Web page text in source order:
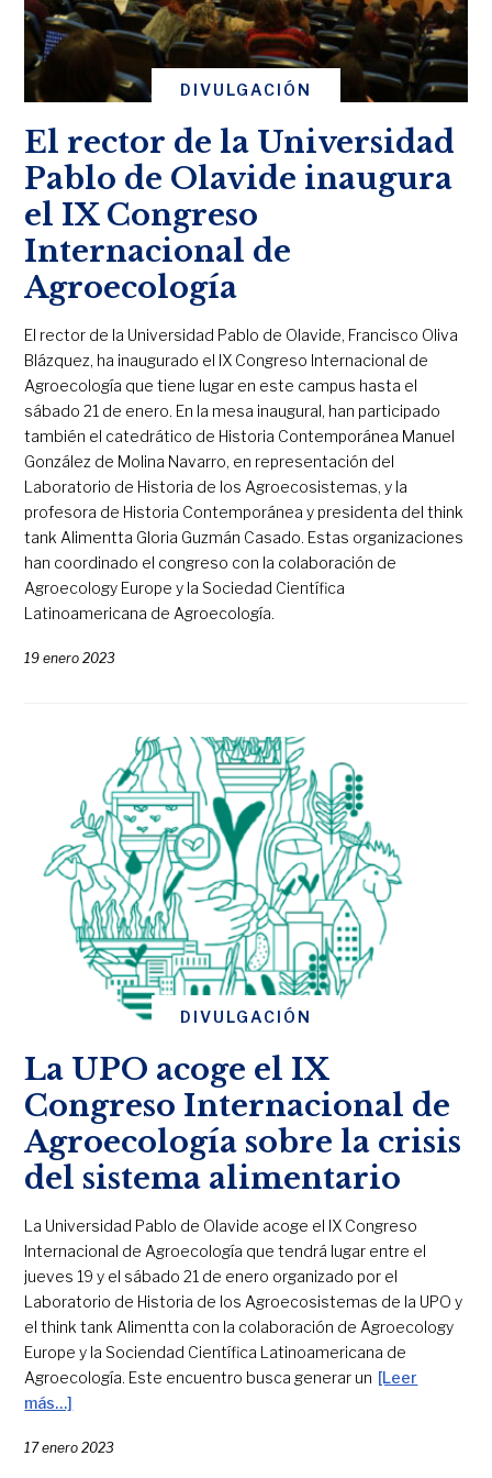
DIVULGACIÓN
El rector de la Universidad
Pablo de Olavide inaugura
el IX Congreso
Internacional de
Agroecología
El rector de la Universidad Pablo de Olavide, Francisco Oliva
Blázquez, ha inaugurado el IX Congreso Internacional de
Agroecología que tiene lugar en este campus hasta el
sábado 21 de enero. En la mesa inaugural, han participado
también el catedrático de Historia Contemporánea Manuel
González de Molina Navarro, en representación del
Laboratorio de Historia de los Agroecosistemas, y la
profesora de Historia Contemporánea y presidenta del think
tank Alimentta Gloria Guzmán Casado. Estas organizaciones
han coordinado el congreso con la colaboración de
Agroecology Europe y la Sociedad Científica
Latinoamericana de Agroecología.
19 enero 2023
DIVULGACIÓN
La UPO acoge el IX
Congreso Internacional de
Agroecología sobre la crisis
del sistema alimentario
La Universidad Pablo de Olavide acoge el IX Congreso
Internacional de Agroecología que tendrá lugar entre el
jueves 19 y el sábado 21 de enero organizado por el
Laboratorio de Historia de los Agroecosistemas de la UPO y
el think tank Alimentta con la colaboración de Agroecology
Europe y la Sociendad Científica Latinoamericana de
Agroecología. Este encuentro busca generar un [Leer
más…]
17 enero 2023